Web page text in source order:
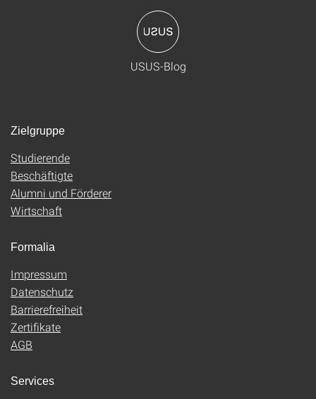
USUS-Blog
Zielgruppe
Studierende
Beschäftigte
Alumni und Förderer
Wirtschaft
Formalia
Impressum
Datenschutz
Barrierefreiheit
Zertifikate
AGB
Services